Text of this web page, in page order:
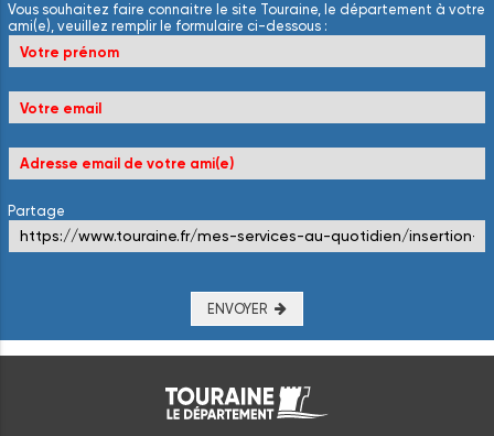
Vous souhaitez faire connaitre le site Touraine, le département à votre
ami(e), veuillez remplir le formulaire ci-dessous :
Partage
ENVOYER